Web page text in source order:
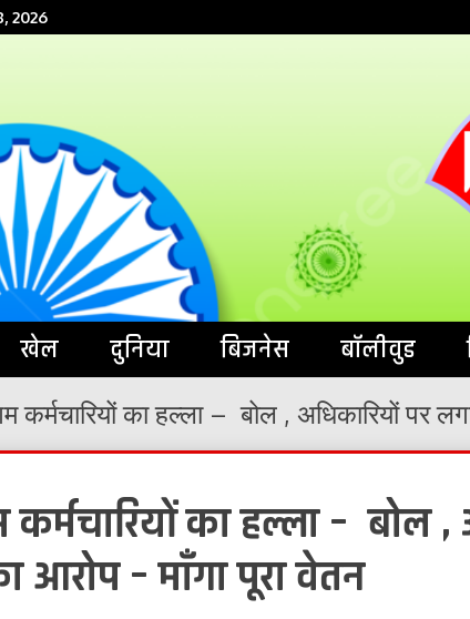
2026
खेल दुनिया बिजनेस बॉलीवुड
कर्मचारियों का हल्ला – बोल , अधिकारियों पर
कर्मचारियों का हल्ला – बोल ,
आरोप – माँगा पूरा वेतन